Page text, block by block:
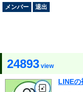
メンバー
退出
24893 view
LINEの